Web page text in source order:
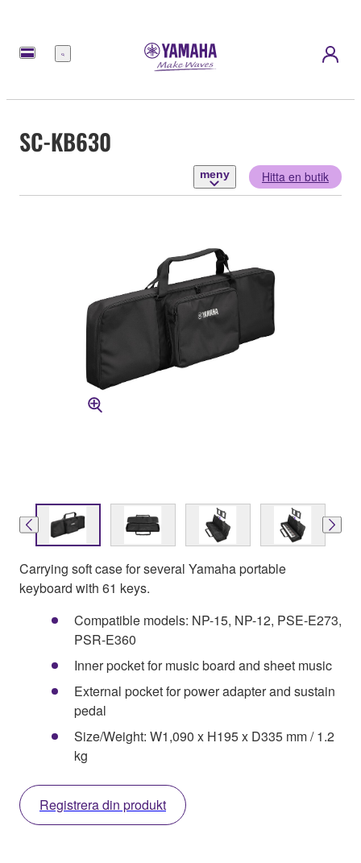
meny
SC-KB630
meny Hitta en butik
Carrying soft case for several Yamaha portable
keyboard with 61 keys.
Compatible models: NP-15, NP-12, PSE-E273,
PSR-E360
Inner pocket for music board and sheet music
External pocket for power adapter and sustain
pedal
Size/Weight: W1,090 x H195 x D335 mm / 1.2
kg
Registrera din produkt